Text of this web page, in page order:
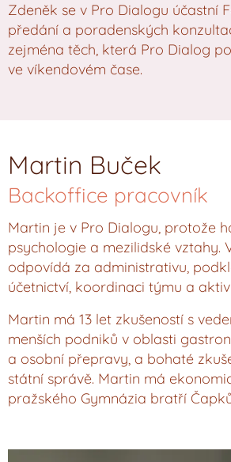
Zdeněk se v Pro Dialogu účastní
předání a poradenských
zejména těch, která Pro Dialog
ve víkendovém čase.
Martin Buček
Backoffice pracovník
Martin je v Pro Dialogu, protože
psychologie a mezilidské vztahy.
odpovídá za administrativu,
účetnictví, koordinaci týmu a
Martin má 13 let zkušeností s
menších podniků v oblasti
a osobní přepravy, a bohaté
státní správě. Martin má
pražského Gymnázia bratří